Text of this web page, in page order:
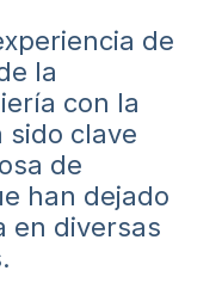
de
la
con la
sido clave
de
han dejado
en diversas